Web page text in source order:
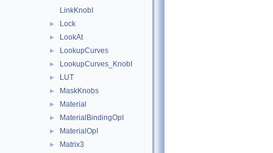
LinkKnobI
► Lock
► LookAt
► LookupCurves
► LookupCurves_KnobI
► LUT
► MaskKnobs
► Material
► MaterialBindingOpI
► MaterialOpI
► Matrix3